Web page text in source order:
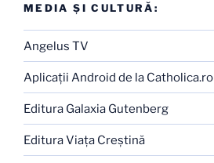
MEDIA ŞI CULTURĂ:
Angelus TV
Aplicaţii Android de la Catholica.ro
Editura Galaxia Gutenberg
Editura Viaţa Creştină